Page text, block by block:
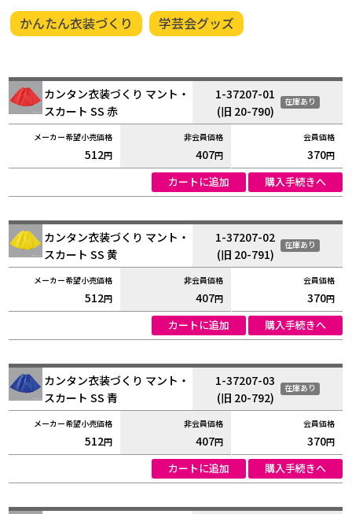
かんたん衣装づくり 学芸会グッズ
カンタン衣装づくり マント・
スカート SS 赤
1-37207-01
(旧 20-790)
在庫あり
512円 407円 370円
カートに追加 購入手続きへ
カンタン衣装づくり マント・
スカート SS 黄
1-37207-02
(旧 20-791)
在庫あり
512円 407円 370円
カートに追加 購入手続きへ
カンタン衣装づくり マント・
スカート SS 青
1-37207-03
(旧 20-792)
在庫あり
512円 407円 370円
カートに追加 購入手続きへ